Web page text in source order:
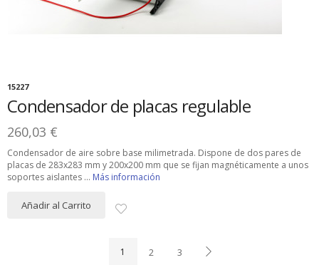
15227
Condensador de placas regulable
260,03 €
Condensador de aire sobre base milimetrada. Dispone de dos pares de
placas de 283x283 mm y 200x200 mm que se fijan magnéticamente a unos
soportes aislantes ... Más información
Añadir al Carrito
1 2 3